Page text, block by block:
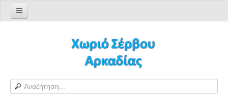
Φόρμα εγγραφής χρήστη
H Ιστοσελίδα μας